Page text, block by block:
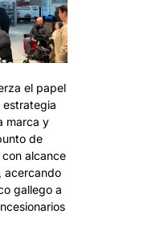
el papel
estrategia
marca y
de
alcance
acercando
gallego a